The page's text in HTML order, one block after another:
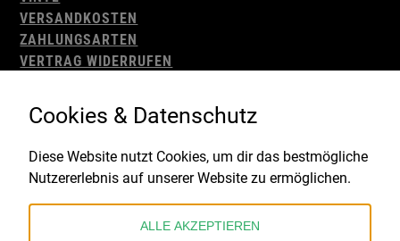
VERSANDKOSTEN
ZAHLUNGSARTEN
VERTRAG WIDERRUFEN
WIDERRUFSBELEHRUNG
IMPRESSUM
Gefördert durch:
Cookies & Datenschutz
Diese Website nutzt Cookies, um dir das bestmögliche
Nutzererlebnis auf unserer Website zu ermöglichen.
ALLE AKZEPTIEREN